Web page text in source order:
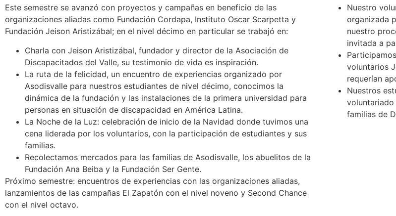
Este semestre se avanzó con proyectos y campañas en beneficio de las
organizaciones aliadas como Fundación Cordapa, Instituto Oscar Scarpetta y
Fundación Jeison Aristizábal; en el nivel décimo en particular se trabajó en:
Charla con Jeison Aristizábal, fundador y director de la Asociación de
Discapacitados del Valle, su testimonio de vida es inspiración.
La ruta de la felicidad, un encuentro de experiencias organizado por
Asodisvalle para nuestros estudiantes de nivel décimo, conocimos la
dinámica de la fundación y las instalaciones de la primera universidad para
personas en situación de discapacidad en América Latina.
La Noche de la Luz: celebración de inicio de la Navidad donde tuvimos una
cena liderada por los voluntarios, con la participación de estudiantes y sus
familias.
Recolectamos mercados para las familias de Asodisvalle, los abuelitos de la
Fundación Ana Beiba y la Fundación Ser Gente.
Próximo semestre: encuentros de experiencias con las organizaciones aliadas,
lanzamientos de las campañas El Zapatón con el nivel noveno y Second Chance
con el nivel octavo.
Nuestro
organizada
nuestro
invitada a
voluntarios
requerían
Nuestros
voluntariado
familias de